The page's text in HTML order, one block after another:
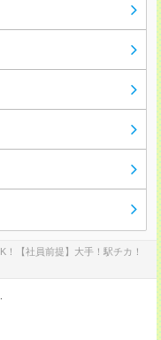
！【社員前提】大手！駅チカ！